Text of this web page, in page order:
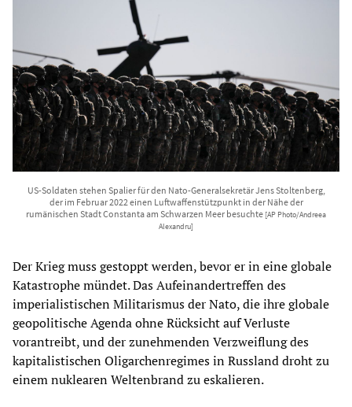
US-Soldaten stehen Spalier für den Nato-Generalsekretär Jens Stoltenberg,
der im Februar 2022 einen Luftwaffenstützpunkt in der Nähe der
rumänischen Stadt Constanta am Schwarzen Meer besuchte [AP Photo/Andreea
Alexandru]
Der Krieg muss gestoppt werden, bevor er in eine globale
Katastrophe mündet. Das Aufeinandertreffen des
imperialistischen Militarismus der Nato, die ihre globale
geopolitische Agenda ohne Rücksicht auf Verluste
vorantreibt, und der zunehmenden Verzweiflung des
kapitalistischen Oligarchenregimes in Russland droht zu
einem nuklearen Weltenbrand zu eskalieren.